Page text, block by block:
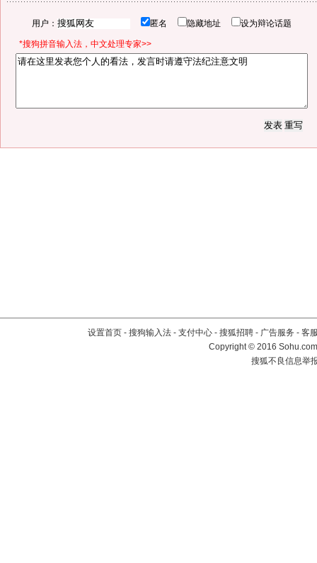
用户： 匿名 隐藏地址 设为辩论话题
*搜狗拼音输入法，中文处理专家>>
设置首页 - 搜狗输入法 - 支付中心 - 搜狐招聘 - 广告服务 - 客
Copyright©2016
搜狐不良信息举